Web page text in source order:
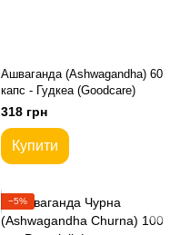
Ашваганда (Ashwagandha) 60
капс - Гудкеа (Goodcare)
318 грн
Купити
−5%